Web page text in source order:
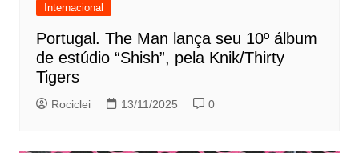
Internacional
Portugal. The Man lança seu 10º álbum
de estúdio “Shish”, pela Knik/Thirty
Tigers
Rociclei 13/11/2025 0